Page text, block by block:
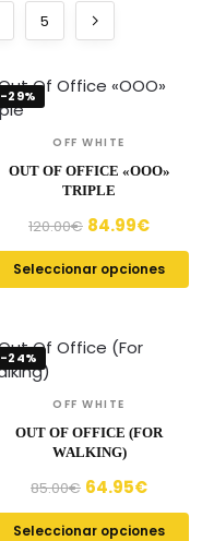
5
-29%
OFF WHITE
OUT OF OFFICE «OOO»
TRIPLE
120.00€ 84.99€
Seleccionar opciones
-24%
OFF WHITE
OUT OF OFFICE (FOR
WALKING)
85.00€ 64.95€
Seleccionar opciones